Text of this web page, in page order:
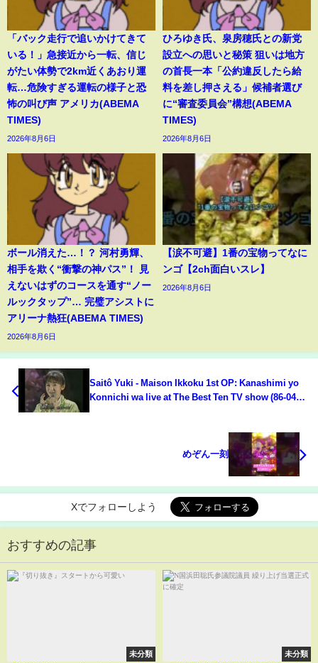
「バック走行で追いかけてきて
いる！」急接近から一転、信じ
がたい体勢で2km近くあおり運
転…危険すぎる運転の様子と恐
怖の叫び声 アメリカ(ABEMA
TIMES)
2026年8月6日
ひろゆき氏、泉房穂氏との新党
設立への思いと秘策 狙いは地方
の首長一本「公約違反したら給
料を差し押さえる」候補者選び
に“審査委員会”構想(ABEMA
TIMES)
2026年8月6日
ボール消えた…！？ 河村勇輝、
相手を欺く“衝撃の神パス”！ 見
えないはずのコースを通す“ノー
ルックタップ”… 完璧アシストに
アリーナ熱狂(ABEMA TIMES)
2026年8月6日
【涙不可避】1番の宝物ってなに
ンゴ【2ch面白いスレ】
2026年8月6日
Saitô Yuki - Maison Ikkoku 1st OP: Kanashimi yo
Konnichi wa live at The Best Ten TV show (86-04-
めぞん一刻
Xでフォローしよう
おすすめの記事
未分類 未分類